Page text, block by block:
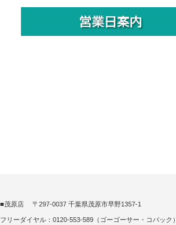
■茂原店 〒297-0037 千葉県茂原市早野1357-1
フリーダイヤル：0120-553-589（ゴーゴーサー・コバック）